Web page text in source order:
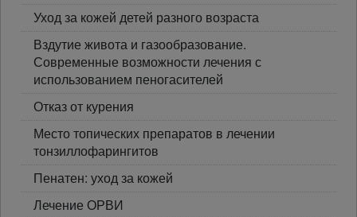
Уход за кожей детей разного возраста
Вздутие живота и газообразование.
Современные возможности лечения с
использованием пеногасителей
Отказ от курения
Место топических препаратов в лечении
тонзиллофарингитов
Пенатен: уход за кожей
Лечение ОРВИ